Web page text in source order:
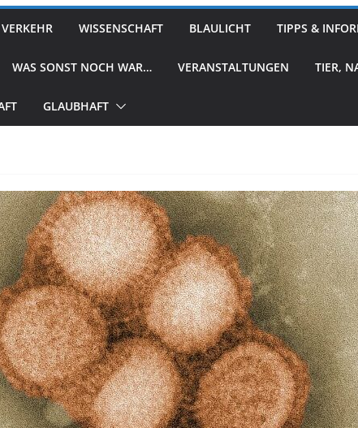
WISSENSCHAFT BLAULICHT TIPPS &
WAS SONST NOCH WAR… VERANSTALTUNGEN TIER,
GLAUBHAFT